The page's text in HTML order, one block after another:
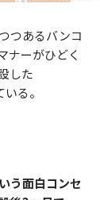
つあるバンコ
ナーがひどく
した
る。
う面白コンセ